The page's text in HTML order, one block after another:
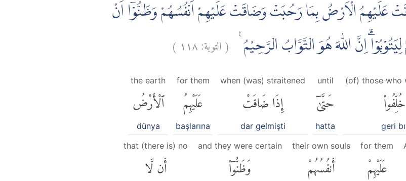
عَلَيْهِمُ الْاَرْضُ بِمَا رَحُبَتْ وَضَاقَتْ عَلَيْهِمْ اَنْفُسُهُمْ وَظَنُّوْٓا اَنْ
اِنَّ اللّٰهَ هُوَ التَّوَّابُ الرَّحِيْمُ
(التوبة:١١٨ )
(of) those who
geri
until
حَتَّىٰٓ
hatta
when (was) straitened
إِذَا ضَاقَتْ
dar gelmişti
for them
عَلَيْهِمُ
başlarına
the earth
ٱلْأَرْضُ
dünya
for them
عَلَيْهِمْ
their own souls
أَنفُسُهُمْ
and they were certain
وَظَنُّوٓا۟
that (there is) no
أَن لَّا